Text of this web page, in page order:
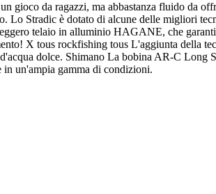
gioco da ragazzi, ma abbastanza fluido da
Lo Stradic è dotato di alcune delle migliori
telaio in alluminio HAGANE, che
X tous rockfishing tous L'aggiunta della
dolce. Shimano La bobina AR-C Long
un'ampia gamma di condizioni.